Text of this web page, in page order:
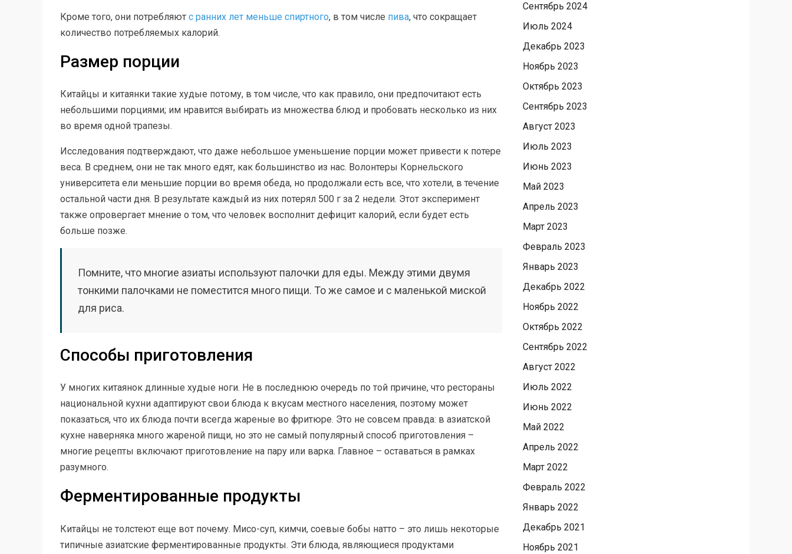
Кроме того, они потребляют с ранних лет меньше спиртного, в том числе пива, что сокращает
количество потребляемых калорий.
Размер порции
Китайцы и китаянки такие худые потому, в том числе, что как правило, они предпочитают есть
небольшими порциями; им нравится выбирать из множества блюд и пробовать несколько из них
во время одной трапезы.
Исследования подтверждают, что даже небольшое уменьшение порции может привести к потере
веса. В среднем, они не так много едят, как большинство из нас. Волонтеры Корнельского
университета ели меньшие порции во время обеда, но продолжали есть все, что хотели, в течение
остальной части дня. В результате каждый из них потерял 500 г за 2 недели. Этот эксперимент
также опровергает мнение о том, что человек восполнит дефицит калорий, если будет есть
больше позже.
Помните, что многие азиаты используют палочки для еды. Между этими двумя
тонкими палочками не поместится много пищи. То же самое и с маленькой миской
для риса.
Способы приготовления
У многих китаянок длинные худые ноги. Не в последнюю очередь по той причине, что рестораны
национальной кухни адаптируют свои блюда к вкусам местного населения, поэтому может
показаться, что их блюда почти всегда жареные во фритюре. Это не совсем правда: в азиатской
кухне наверняка много жареной пищи, но это не самый популярный способ приготовления –
многие рецепты включают приготовление на пару или варка. Главное – оставаться в рамках
разумного.
Ферментированные продукты
Китайцы не толстеют еще вот почему. Мисо-суп, кимчи, соевые бобы натто – это лишь некоторые
типичные азиатские ферментированные продукты. Эти блюда, являющиеся продуктами
Сентябрь 2024
Июль 2024
Декабрь 2023
Ноябрь 2023
Октябрь 2023
Сентябрь 2023
Август 2023
Июль 2023
Июнь 2023
Май 2023
Апрель 2023
Март 2023
Февраль 2023
Январь 2023
Декабрь 2022
Ноябрь 2022
Октябрь 2022
Сентябрь 2022
Август 2022
Июль 2022
Июнь 2022
Май 2022
Апрель 2022
Март 2022
Февраль 2022
Январь 2022
Декабрь 2021
Ноябрь 2021